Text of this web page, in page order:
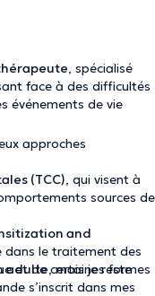
, spécialisé
face à des difficultés
événements de vie
approches
(TCC), qui visent à
sources de
and
dans le traitement des
et de certaines formes
adulte, mais je reste
s’inscrit dans mes